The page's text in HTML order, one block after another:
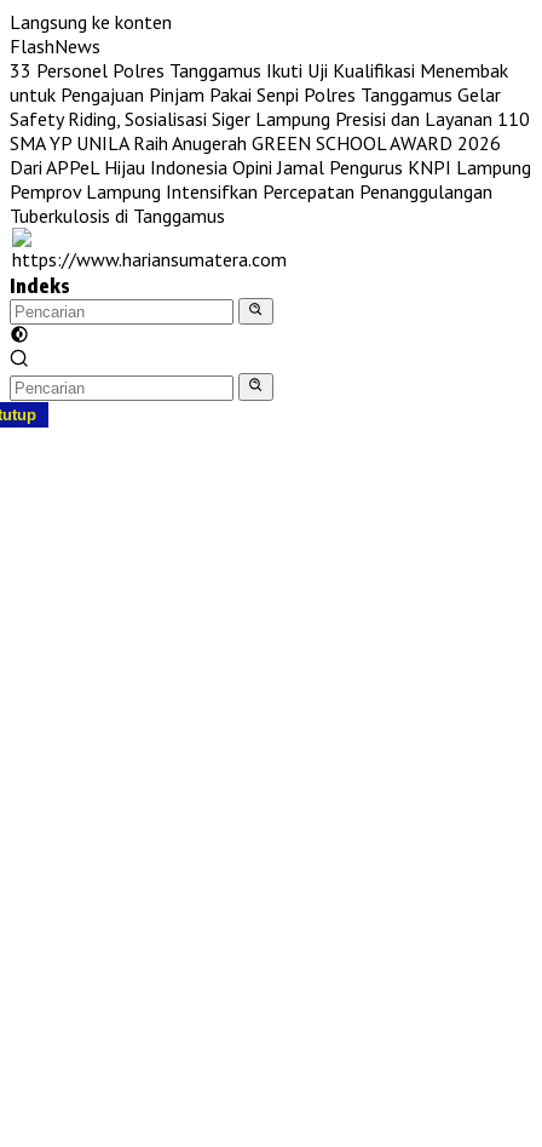
Langsung ke konten
FlashNews
33 Personel Polres Tanggamus Ikuti Uji Kualifikasi Menembak
untuk Pengajuan Pinjam Pakai Senpi Polres Tanggamus Gelar
Safety Riding, Sosialisasi Siger Lampung Presisi dan Layanan 110
SMA YP UNILA Raih Anugerah GREEN SCHOOL AWARD 2026
Dari APPeL Hijau Indonesia Opini Jamal Pengurus KNPI Lampung
Pemprov Lampung Intensifkan Percepatan Penanggulangan
Tuberkulosis di Tanggamus
Indeks